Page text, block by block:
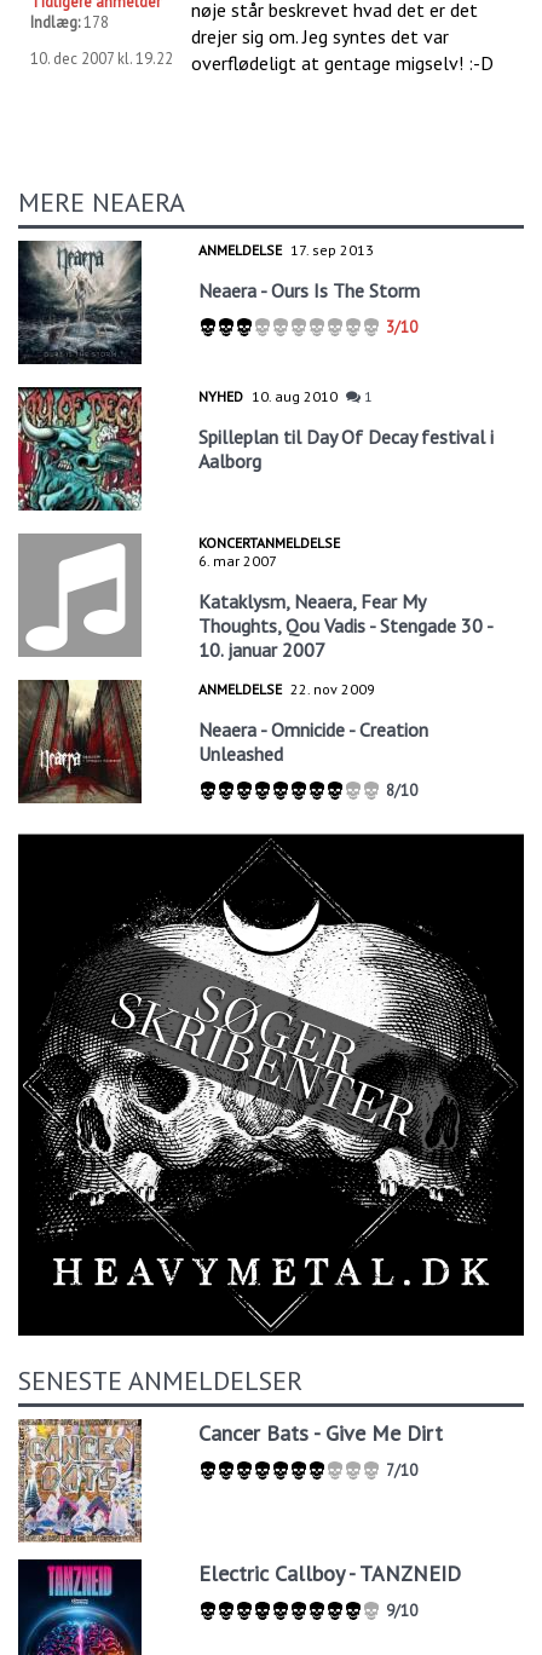
Indlæg:178
10. dec 2007 kl. 19.22
nøje står beskrevet hvad det er det
drejer sig om. Jeg syntes det var
overflødeligt at gentage migselv! :-D
MERE NEAERA
ANMELDELSE 17. sep 2013
Neaera - Ours Is The Storm
3/10
NYHED 10. aug 2010 1
Spilleplan til Day Of Decay festival i
Aalborg
KONCERTANMELDELSE
6. mar 2007
Kataklysm, Neaera, Fear My
Thoughts, Qou Vadis - Stengade 30 -
10. januar 2007
ANMELDELSE 22. nov 2009
Neaera - Omnicide - Creation
Unleashed
8/10
SENESTE ANMELDELSER
Cancer Bats - Give Me Dirt
7/10
Electric Callboy - TANZNEID
9/10